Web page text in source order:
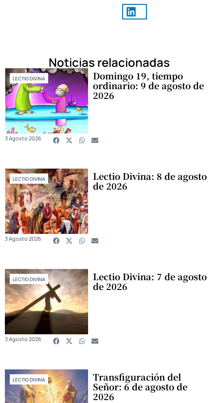
Noticias relacionadas
LECTIO DIVINA Domingo 19, tiempo
ordinario: 9 de agosto de
2026
3 Agosto 2026
LECTIO DIVINA Lectio Divina: 8 de agosto
de 2026
3 Agosto 2026
LECTIO DIVINA Lectio Divina: 7 de agosto
de 2026
3 Agosto 2026
LECTIO DIVINA Transfiguración del
Señor: 6 de agosto de
2026